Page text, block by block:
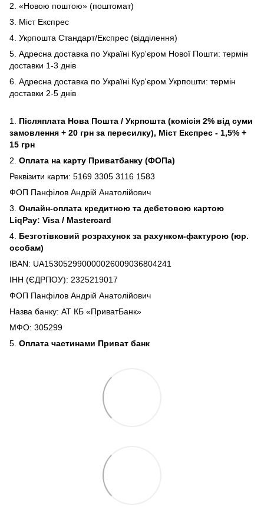
2. «Новою поштою» (поштомат)
3. Міст Експрес
4. Укрпошта Стандарт/Експрес (відділення)
5. Адресна доставка по Україні Кур'єром Нової Пошти: термін
доставки 1-3 днів
6. Адресна доставка по Україні Кур'єром Укрпошти: термін
доставки 2-5 днів
1. Післяплата Нова Пошта / Укрпошта (комісія 2% від суми
замовлення + 20 грн за пересилку), Міст Експрес - 1,5% +
15 грн
2. Оплата на карту Приватбанку (ФОПа)
Реквізити карти: 5169 3305 3116 1583
ФОП Панфілов Андрій Анатолійович
3. Онлайн-оплата кредитною та дебетовою картою
LiqPay: Visa / Mastercard
4. Безготівковий розрахунок за рахунком-фактурою (юр.
особам)
IBAN: UA153052990000026009036804241
ІНН (ЄДРПОУ): 2325219017
ФОП Панфілов Андрій Анатолійович
Назва банку: АТ КБ «ПриватБанк»
МФО: 305299
5. Оплата частинами Приват банк